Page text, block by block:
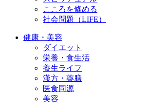
こころを修める
社会問題（LIFE）
健康・美容
ダイエット
栄養・食生活
養生ライフ
漢方・薬膳
医食同源
美容